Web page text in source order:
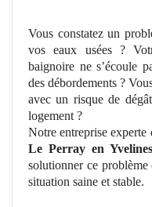
Vous constatezun
vos eaux usées ?
baignoire ne s’écoule
des débordements ?
avec un risque de
logement ?
Notre entreprise experte
Le Perray en Yvelines
solutionner ce
situation saine et stable.